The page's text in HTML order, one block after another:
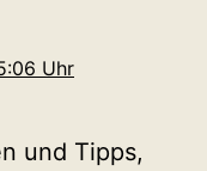
Uhr
und Tipps,